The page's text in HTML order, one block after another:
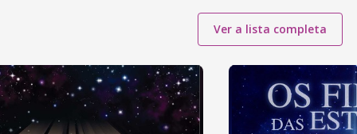
Ver a lista completa